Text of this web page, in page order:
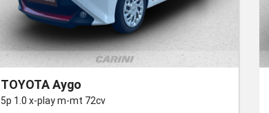
TOYOTA Aygo
5p 1.0 x-play m-mt 72cv